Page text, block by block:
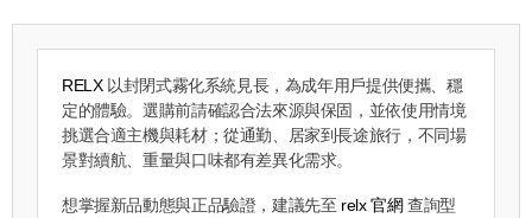
RELX以封閉式霧化系統見長，為成年用戶提供便攜、穩
定的體驗。選購前請確認合法來源與保固，並依使用情境
挑選合適主機與耗材；從通勤、居家到長途旅行，不同場
景對續航、重量與口味都有差異化需求。
想掌握新品動態與正品驗證，建議先至 relx 官網 查詢型